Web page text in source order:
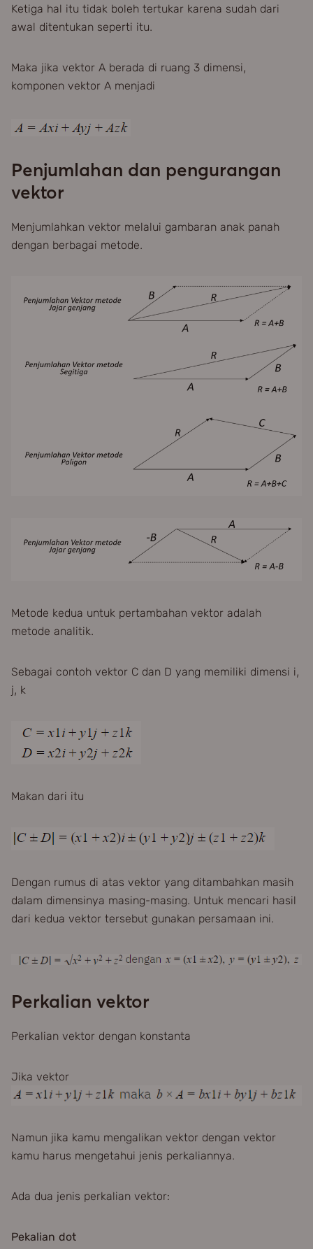
Ketiga hal itu tidak boleh tertukar karena sudah dari
awal ditentukan seperti itu.
Maka jika vektor A berada di ruang 3 dimensi,
komponen vektor A menjadi
Penjumlahan dan pengurangan
vektor
Menjumlahkan vektor melalui gambaran anak panah
dengan berbagai metode.
Metode kedua untuk pertambahan vektor adalah
metode analitik.
Sebagai contoh vektor C dan D yang memiliki dimensi i,
j, k
Makan dari itu
Dengan rumus di atas vektor yang ditambahkan masih
dalam dimensinya masing-masing. Untuk mencari hasil
dari kedua vektor tersebut gunakan persamaan ini.
Perkalian vektor
Perkalian vektor dengan konstanta
Jika vektor
Namun jika kamu mengalikan vektor dengan vektor
kamu harus mengetahui jenis perkaliannya.
Ada dua jenis perkalian vektor:
Pekalian dot